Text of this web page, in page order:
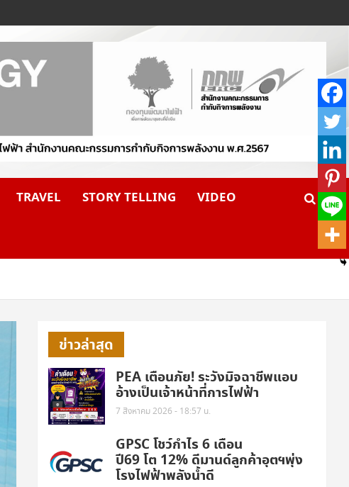
TRAVEL STORY TELLING VIDEO
ข่าวล่าสุด
PEA เตือนภัย! ระวังมิจฉาชีพแอบ
อ้างเป็นเจ้าหน้าที่การไฟฟ้า
7 สิงหาคม 2026 - 18:57 น.
GPSC โชว์กำไร 6 เดือน
ปี69 โต 12% ดีมานด์ลูกค้าอุตฯพุ่ง
โรงไฟฟ้าพลังน้ำดี